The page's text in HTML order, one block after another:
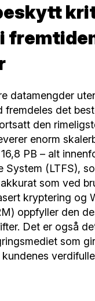
datamengder
fremdeles det
den
enorm
PB – alt
System (LTFS),
som ved
kryptering og
oppfyller den
Det er også
som